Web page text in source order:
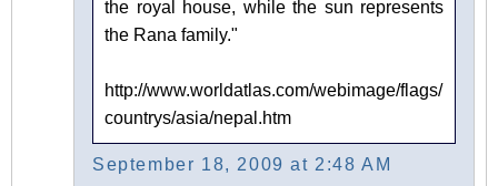
the royal house, while the sun represents
the Rana family."
http://www.worldatlas.com/webimage/flags/
countrys/asia/nepal.htm
September 18, 2009 at 2:48 AM